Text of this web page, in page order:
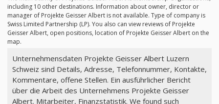
including 10 other destinations. Information about owner, director or
manager of Projekte Geisser Albert is not available. Type of company is
Swiss Limited Partnership (LP). You also can view reviews of Projekte
Geisser Albert, open positions, location of Projekte Geisser Albert on the
map.
Unternehmensdaten Projekte Geisser Albert Luzern
Schweiz sind Details, Adresse, Telefonnummer, Kontakte,
Kommentare, offene Stellen. Ein ausführlicher Bericht
über die Arbeit des Unternehmens Projekte Geisser
Albert. Mitarbeiter, Finanzstatistik. We found such